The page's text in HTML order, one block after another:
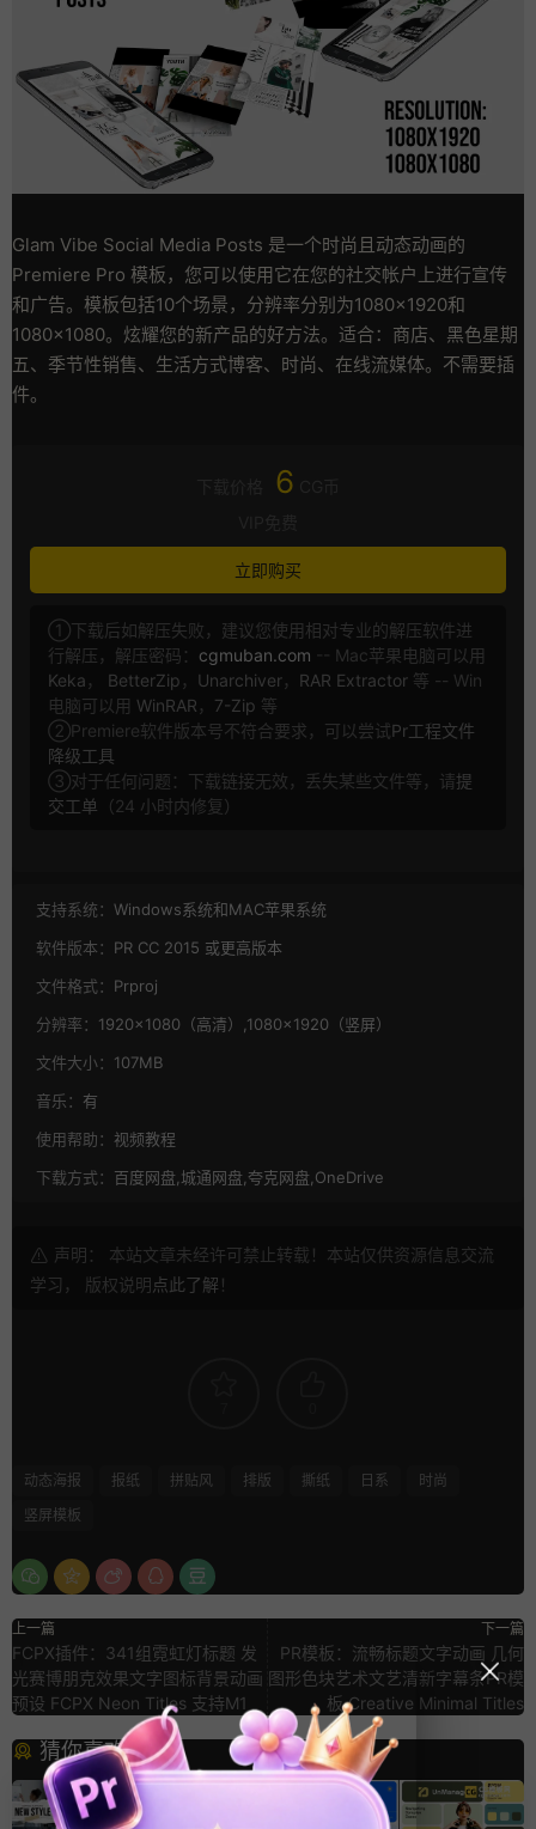
Glam Vibe Social Media Posts 是一个时尚且动态动画的
Premiere Pro 模板，您可以使用它在您的社交帐户上进行宣传
和广告。模板包括10个场景，分辨率分别为1080×1920和
1080×1080。炫耀您的新产品的好方法。适合：商店、黑色星期
五、季节性销售、生活方式博客、时尚、在线流媒体。不需要插
件。
6
立即购买
①下载后如解压失败，建议您使用相对专业的解压软件进
行解压，解压密码： cgmuban.com -- Mac苹果电脑可以用
Keka ， BetterZip ， Unarchiver， RAR Extractor 等 -- Win
电脑可以用 WinRAR ， 7-Zip 等
②Premiere软件版本号不符合要求，可以尝试Pr工程文件
降级工具
③对于任何问题：下载链接无效，丢失某些文件等，请提
交工单 （24 小时内修复）
支持系统： Windows系统和MAC苹果系统
软件版本： PR CC 2015 或更高版本
文件格式： Prproj
分辨率： 1920×1080（高清）,1080×1920（竖屏）
文件大小： 107MB
音乐： 有
使用帮助： 视频教程
下载方式： 百度网盘,城通网盘,夸克网盘,OneDrive
声明： 本站文章未经许可禁止转载！本站仅供资源信息交流
学习， 版权说明点此了解 ！
动态海报 报纸 拼贴风 排版 撕纸 日系
时尚
竖屏模板
上一篇
FCPX插件：341组霓虹灯标题 发
光赛博朋克效果文字图标背景动画
预设 FCPX Neon Titles 支持M1
下一篇
PR模板：流畅标题文字动画 几何
图形色块艺术文艺清新字幕条PR模
板 Creative Minimal Titles
猜你喜欢